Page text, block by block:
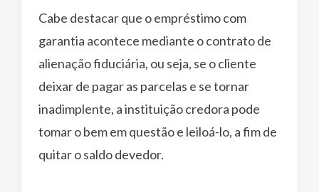
Cabe destacar que o empréstimo com
garantia acontece mediante o contrato de
alienação fiduciária, ou seja, se o cliente
deixar de pagar as parcelas e se tornar
inadimplente, a instituição credora pode
tomar o bem em questão e leiloá-lo, a fim de
quitar o saldo devedor.